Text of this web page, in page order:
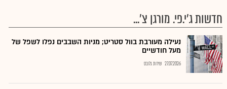
חדשות ג'י.פי. מורגן צ'...
נעילה מעורבת בוול סטריט; מניות השבבים נפלו לשפל של
מעל חודשיים
27.07.2026 שירות גלובס